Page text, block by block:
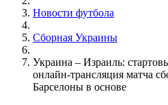
Новости футбола
Сборная Украины
Украина – Израиль:
онлайн-трансляция матча
Барселоны в основе